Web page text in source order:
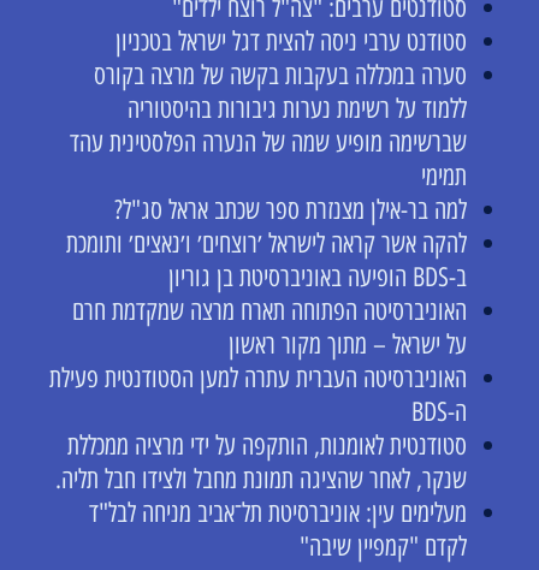
סטודנטים ערבים: "צה"ל רוצח ילדים"
סטודנט ערבי ניסה להצית דגל ישראל בטכניון
סערה במכללה בעקבות בקשה של מרצה בקורס
ללמוד על רשימת נערות גיבורות בהיסטוריה
שברשימה מופיע שמה של הנערה הפלסטינית עהד
תמימי
למה בר-אילן מצנזרת ספר שכתב אראל סג"ל?
להקה אשר קראה לישראל ׳רוצחים׳ ו׳נאצים׳ ותומכת
ב-BDS הופיעה באוניברסיטת בן גוריון
האוניברסיטה הפתוחה תארח מרצה שמקדמת חרם
על ישראל – מתוך מקור ראשון
האוניברסיטה העברית עתרה למען הסטודנטית פעילת
ה-BDS
סטודנטית לאומנות, הותקפה על ידי מרציה ממכללת
שנקר, לאחר שהציגה תמונת מחבל ולצידו חבל תליה.
מעלימים עין: אוניברסיטת תל־אביב מניחה לבל"ד
לקדם "קמפיין שיבה"